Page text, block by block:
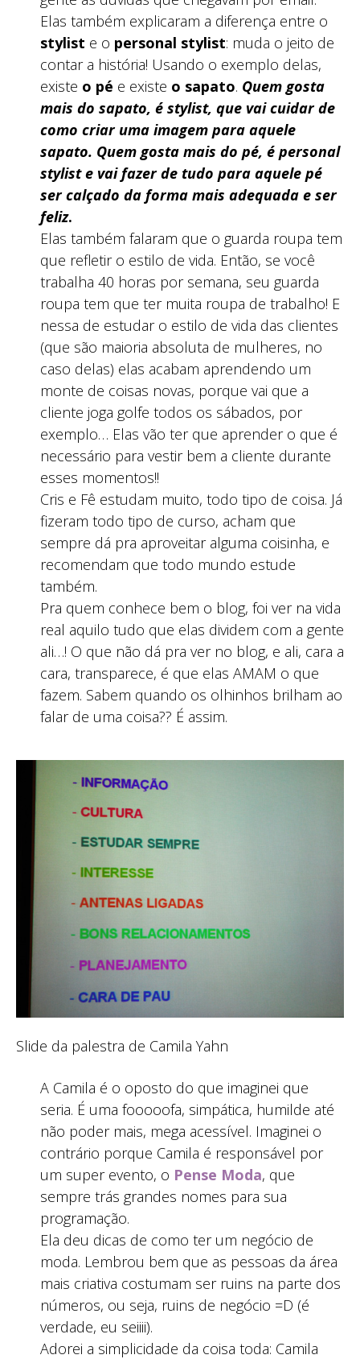
Elas também explicaram a diferença entre o
stylist e o personal stylist: muda o jeito de
contar a história! Usando o exemplo delas,
existe o pé e existe o sapato. Quem gosta
mais do sapato, é stylist, que vai cuidar de
como criar uma imagem para aquele
sapato. Quem gosta mais do pé, é personal
stylist e vai fazer de tudo para aquele pé
ser calçado da forma mais adequada e ser
feliz.
Elas também falaram que o guarda roupa tem
que refletir o estilo de vida. Então, se você
trabalha 40 horas por semana, seu guarda
roupa tem que ter muita roupa de trabalho! E
nessa de estudar o estilo de vida das clientes
(que são maioria absoluta de mulheres, no
caso delas) elas acabam aprendendo um
monte de coisas novas, porque vai que a
cliente joga golfe todos os sábados, por
exemplo… Elas vão ter que aprender o que é
necessário para vestir bem a cliente durante
esses momentos!!
Cris e Fê estudam muito, todo tipo de coisa. Já
fizeram todo tipo de curso, acham que
sempre dá pra aproveitar alguma coisinha, e
recomendam que todo mundo estude
também.
Pra quem conhece bem o blog, foi ver na vida
real aquilo tudo que elas dividem com a gente
ali…! O que não dá pra ver no blog, e ali, cara a
cara, transparece, é que elas AMAM o que
fazem. Sabem quando os olhinhos brilham ao
falar de uma coisa?? É assim.
Slide da palestra de Camila Yahn
A Camila é o oposto do que imaginei que
seria. É uma fooooofa, simpática, humilde até
não poder mais, mega acessível. Imaginei o
contrário porque Camila é responsável por
um super evento, o Pense Moda, que
sempre trás grandes nomes para sua
programação.
Ela deu dicas de como ter um negócio de
moda. Lembrou bem que as pessoas da área
mais criativa costumam ser ruins na parte dos
números, ou seja, ruins de negócio =D (é
verdade, eu seiiii).
Adorei a simplicidade da coisa toda: Camila